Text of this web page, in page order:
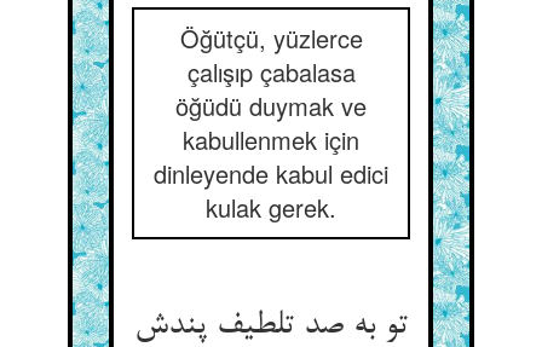
Öğütçü, yüzlerce
çalışıp çabalasa
öğüdü duymak ve
kabullenmek için
dinleyende kabul edici
kulak gerek.
تو به صد تلطیف پندش